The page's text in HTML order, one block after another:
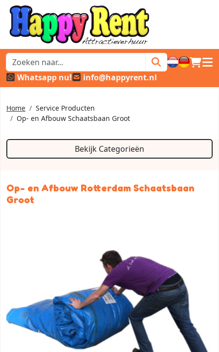
Whatsapp nu!
info@happyrent.nl
Home
Service Producten
Op- en Afbouw Schaatsbaan Groot
Bekijk Categorieën
Op- en Afbouw Rotterdam Schaatsbaan
Groot